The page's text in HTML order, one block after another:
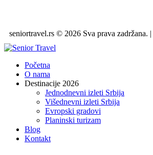
seniortravel.rs © 2026 Sva prava zadržana. |
Početna
O nama
Destinacije 2026
Jednodnevni izleti Srbija
Višednevni izleti Srbija
Evropski gradovi
Planinski turizam
Blog
Kontakt